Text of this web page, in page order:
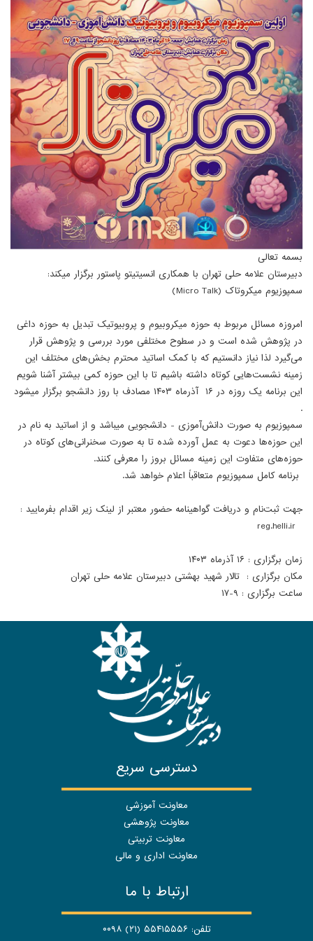
بسمه تعالی
دبیرستان علامه حلی تهران با همکاری انسیتیتو پاستور برگزار میکند:
سمپوزیوم میکروتاک (Micro Talk)
امروزه مسائل مربوط به حوزه میکروبیوم و پروبیوتیک تبدیل به حوزه داغی
در پژوهش شده است و در سطوح مختلفی مورد بررسی و پژوهش قرار
می‌گیرد لذا نیاز دانستیم که با کمک اساتید محترم بخش‌های مختلف این
زمینه نشست‌هایی کوتاه داشته باشیم تا با این حوزه کمی بیشتر آشنا شویم
این برنامه یک روزه در ۱۶ آذرماه ۱۴۰۳ مصادف با روز دانشجو برگزار میشود
.
سمپوزیوم به صورت دانش‌آموزی - دانشجویی میباشد و از اساتید به نام در
این حوزه‌ها دعوت به عمل آورده شده تا به صورت سخنرانی‌های کوتاه در
حوزه‌های متفاوت این زمینه مسائل بروز را معرفی کنند.
برنامه کامل سمپوزیوم متعاقباً اعلام خواهد شد.
جهت ثبت‌نام و دریافت گواهینامه حضور معتبر از لینک زیر اقدام بفرمایید :
زمان برگزاری : ۱۶ آذرماه ۱۴۰۳
مکان برگزاری : تالار شهید بهشتی دبیرستان علامه حلی تهران
ساعت برگزاری : ۹-۱۷
دسترسی سریع
معاونت آموزشی
معاونت پژوهشی
معاونت تربیتی
معاونت اداری و مالی
ارتباط با ما
تلفن: ۵۵۴۱۵۵۵۶ (۲۱) ۰۰۹۸